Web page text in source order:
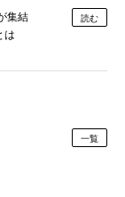
集結
は
読む
一覧